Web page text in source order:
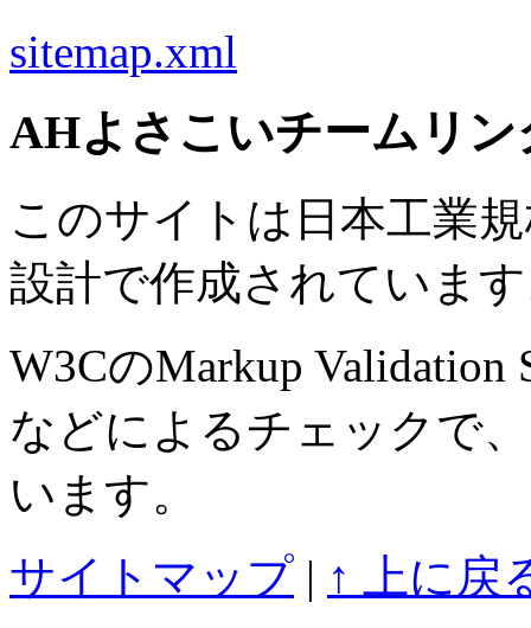
sitemap.xml
AHよさこいチームリ
このサイトは日本工業
設計で作成されていま
W3CのMarkup Validation
などによるチェックで
います。
サイトマップ | ↑ 上に戻